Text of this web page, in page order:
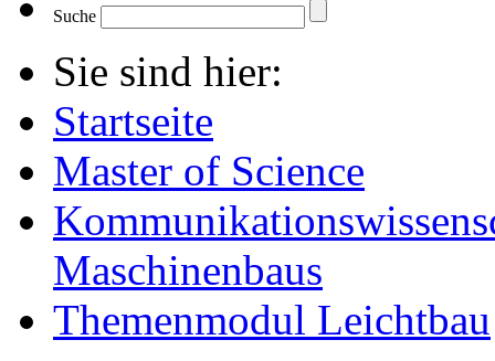
Suche
Sie sind hier:
Startseite
Master of Science
Maschinenbaus
Themenmodul Leichtbau